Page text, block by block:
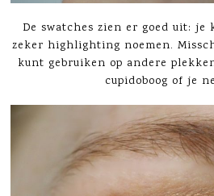
De swatches zien er goed uit: je
zeker highlighting noemen.
kunt gebruiken op andere
cupidoboog of je